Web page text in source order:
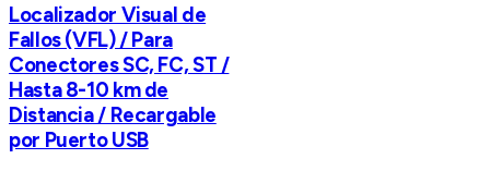
Localizador Visual de
Fallos (VFL) / Para
Conectores SC, FC, ST /
Hasta 8-10 km de
Distancia / Recargable
por Puerto USB